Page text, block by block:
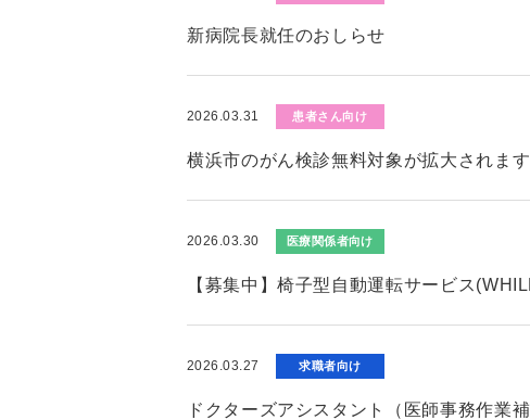
新病院長就任のおしらせ
2026.03.31 患者さん向け
横浜市のがん検診無料対象が拡大されます
2026.03.30 医療関係者向け
【募集中】椅子型自動運転サービス
2026.03.27 求職者向け
ドクターズアシスタント（医師事務作業